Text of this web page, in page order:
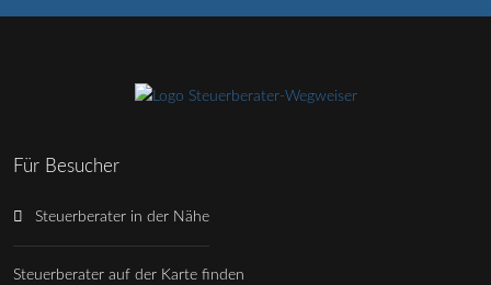
Für Besucher
Steuerberater in der Nähe
Steuerberater auf der Karte finden